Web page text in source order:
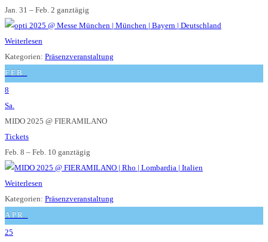
Jan. 31 – Feb. 2 ganztägig
Weiterlesen
Kategorien: Präsenzveranstaltung
FEB.
8
Sa.
MIDO 2025 @ FIERAMILANO
Tickets
Feb. 8 – Feb. 10 ganztägig
Weiterlesen
Kategorien: Präsenzveranstaltung
APR.
25